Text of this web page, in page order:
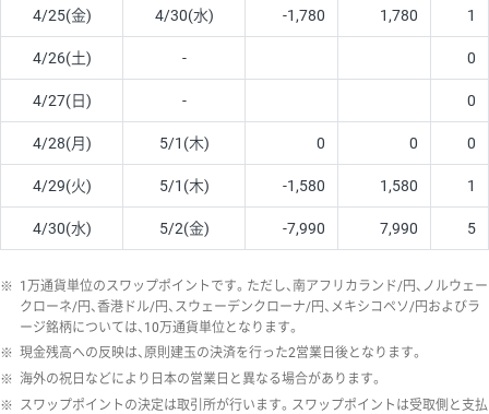
4/25(金) 4/30(水) -1,780 1,780 1
4/26(土) - 0
4/27(日) - 0
4/28(月) 5/1(木) 0 0 0
4/29(火) 5/1(木) -1,580 1,580 1
4/30(水) 5/2(金) -7,990 7,990 5
※ 1万通貨単位のスワップポイントです。ただし、南アフリカランド/円、ノルウェー
クローネ/円、香港ドル/円、スウェーデンクローナ/円、メキシコペソ/円およびラ
ージ銘柄については、10万通貨単位となります。
※ 現金残高への反映は、原則建玉の決済を行った2営業日後となります。
※ 海外の祝日などにより日本の営業日と異なる場合があります。
※ スワップポイントの決定は取引所が行います。スワップポイントは受取側と支払